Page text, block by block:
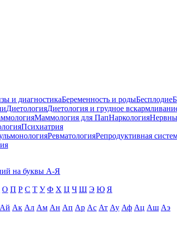
и диагностикаБеременность и родыБесплодие
ДиетологияДиетология и грудное
Маммология для ПапНаркология
Психиатрия
РевматологияРепродуктивная
на буквы А-Я
О П Р С Т У Ф Х Ц Ч Ш Э Ю Я
Ай Ак Ал Ам Ан Ап Ар Ас Ат Ау Аф Ац Аш Аэ